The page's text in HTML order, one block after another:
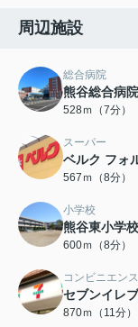
周辺施設
総合病院
熊谷総合病院
528ｍ（7分）
スーパー
ベルク フォ
567ｍ（8分）
小学校
熊谷東小学校
600ｍ（8分）
コンビニエン
セブンイレ
870ｍ（11分）